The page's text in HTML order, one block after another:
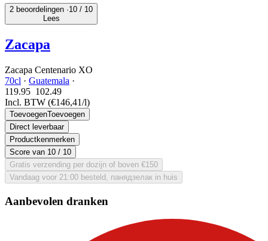
2 beoordelingen ·10 / 10
Lees
Zacapa
Zacapa Centenario XO
70cl · Guatemala ·
119.95 102.49
Incl. BTW (€146,41/l)
ToevoegenToevoegen
Direct leverbaar
Productkenmerken
Score van 10 / 10
Gratis verzending per dozijn of boven €150
Vandaag voor 21:00 besteld, панядзелак in huis
Aanbevolen dranken